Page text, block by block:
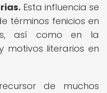
Esta influencia se
términos fenicios en
así como en la
literarios en
de muchos